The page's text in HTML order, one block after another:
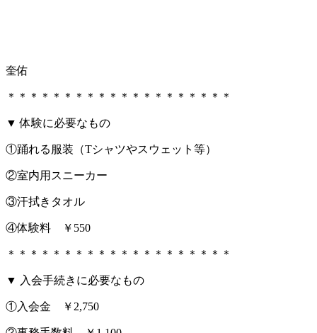
奎佑
＊＊＊＊＊＊＊＊＊＊＊＊＊＊＊＊＊＊＊＊
▼ 体験に必要なもの
①踊れる服装（Tシャツやスウェット等）
②室内用スニーカー
③汗拭きタオル
④体験料 ￥550
＊＊＊＊＊＊＊＊＊＊＊＊＊＊＊＊＊＊＊＊
▼ 入会手続きに必要なもの
①入会金 ￥2,750